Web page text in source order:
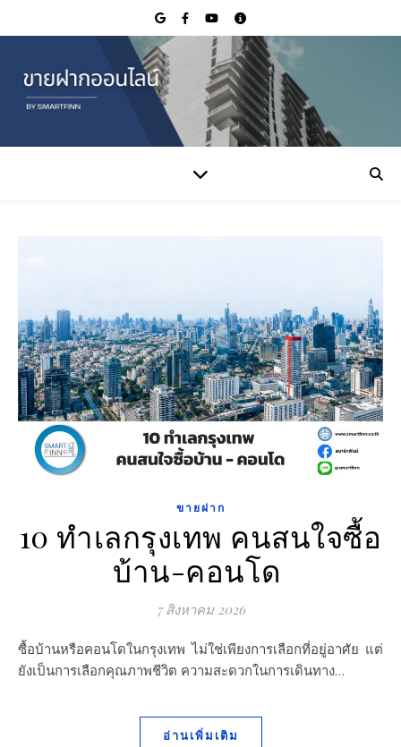
ขายฝาก
10 ทำเลกรุงเทพ คนสนใจซื้อ
บ้าน-คอนโด
7 สิงหาคม 2026
ซื้อบ้านหรือคอนโดในกรุงเทพ ไม่ใช่เพียงการเลือกที่อยู่อาศัย แต่
ยังเป็นการเลือกคุณภาพชีวิต ความสะดวกในการเดินทาง…
อ่านเพิ่มเติม